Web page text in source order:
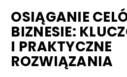
OSIĄGANIE
BIZNESIE:
I PRAKTYCZNE
ROZWIĄZANIA